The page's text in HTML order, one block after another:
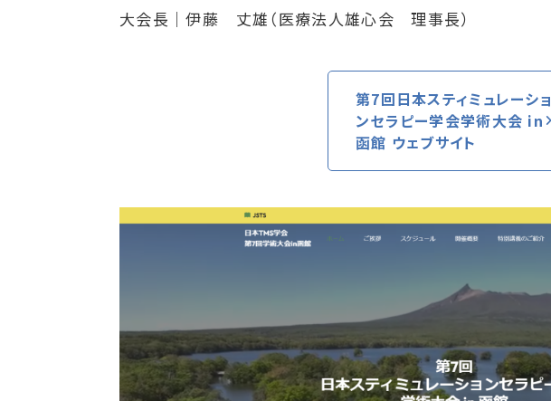
大会長｜伊藤 丈雄（医療法人雄心会 理事長）
第7回日本スティミュレーショ
ンセラピー学会学術大会 in
函館 ウェブサイト